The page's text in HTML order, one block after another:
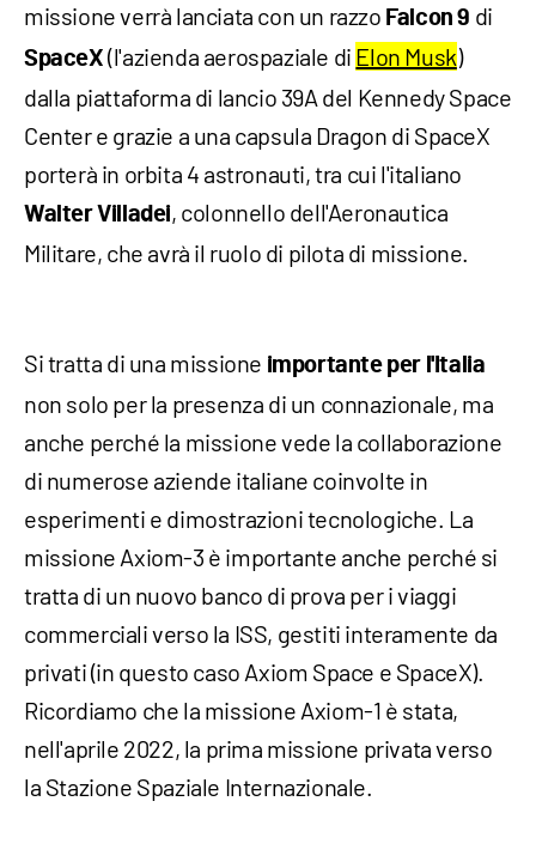
missione verrà lanciata con un razzo Falcon 9 di
SpaceX(l'azienda aerospaziale di Elon Musk)
dalla piattaforma di lancio 39A del Kennedy Space
Center e grazie a una capsula Dragon di SpaceX
porterà in orbita 4 astronauti, tra cui l'italiano
Walter Villadei, colonnello dell'Aeronautica
Militare, che avrà il ruolo di pilota di missione.
Si tratta di una missione importante per l'Italia
non solo per la presenza di un connazionale, ma
anche perché la missione vede la collaborazione
di numerose aziende italiane coinvolte in
esperimenti e dimostrazioni tecnologiche. La
missione Axiom-3 è importante anche perché si
tratta di un nuovo banco di prova per i viaggi
commerciali verso la ISS, gestiti interamente da
privati (in questo caso Axiom Space e SpaceX).
Ricordiamo che la missione Axiom-1 è stata,
nell'aprile 2022, la prima missione privata verso
la Stazione Spaziale Internazionale.